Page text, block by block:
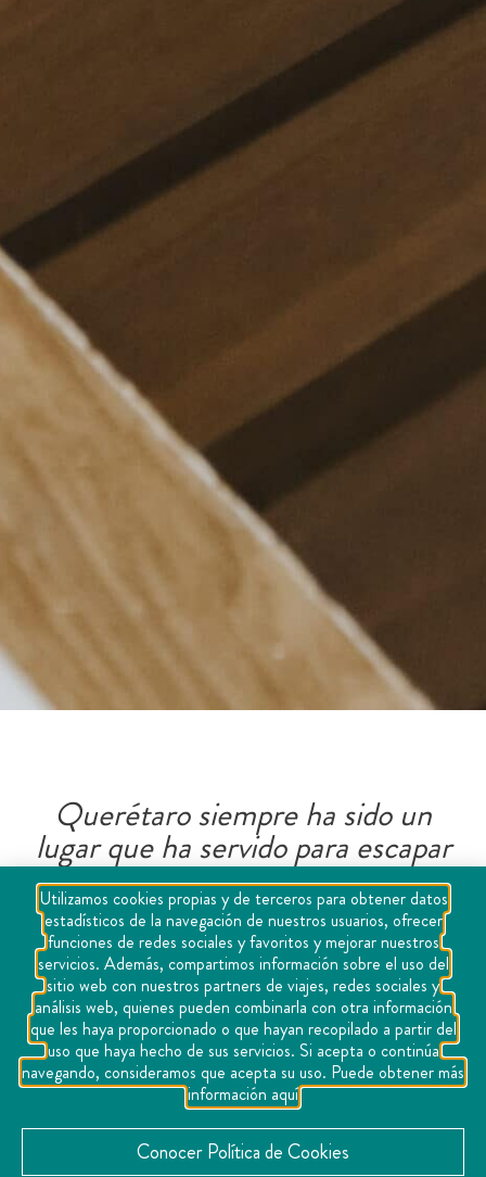
Querétaro siempre ha sido un
lugar que ha servido para escapar
de la rutina y disfrutar de la vida.
Aunque su propia dinámica de
ciudad cosmopolita implica retos
para la tranquilidad, en todas sus
regiones encontrarás una oferta de
experiencias orientadas a tu salud
y bienestar.
Utilizamos cookies propias y de terceros para obtener datos
estadísticos de la navegación de nuestros usuarios, ofrecer
funciones de redes sociales y favoritos y mejorar nuestros
servicios. Además, compartimos información sobre el uso del
sitio web con nuestros partners de viajes, redes sociales y
análisis web, quienes pueden combinarla con otra información
que les haya proporcionado o que hayan recopilado a partir del
uso que haya hecho de sus servicios. Si acepta o continúa
navegando, consideramos que acepta su uso. Puede obtener más
información aquí
Conocer Política de Cookies